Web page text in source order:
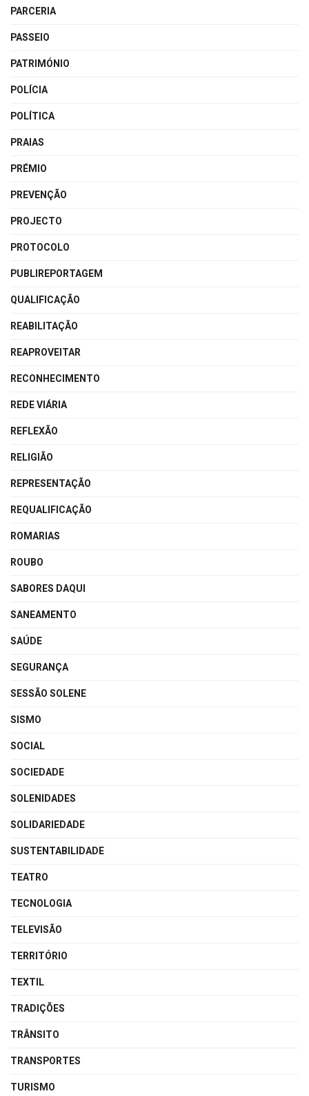
PARCERIA
PASSEIO
PATRIMÓNIO
POLÍCIA
POLÍTICA
PRAIAS
PRÉMIO
PREVENÇÃO
PROJECTO
PROTOCOLO
PUBLIREPORTAGEM
QUALIFICAÇÃO
REABILITAÇÃO
REAPROVEITAR
RECONHECIMENTO
REDE VIÁRIA
REFLEXÃO
RELIGIÃO
REPRESENTAÇÃO
REQUALIFICAÇÃO
ROMARIAS
ROUBO
SABORES DAQUI
SANEAMENTO
SAÚDE
SEGURANÇA
SESSÃO SOLENE
SISMO
SOCIAL
SOCIEDADE
SOLENIDADES
SOLIDARIEDADE
SUSTENTABILIDADE
TEATRO
TECNOLOGIA
TELEVISÃO
TERRITÓRIO
TEXTIL
TRADIÇÕES
TRÂNSITO
TRANSPORTES
TURISMO